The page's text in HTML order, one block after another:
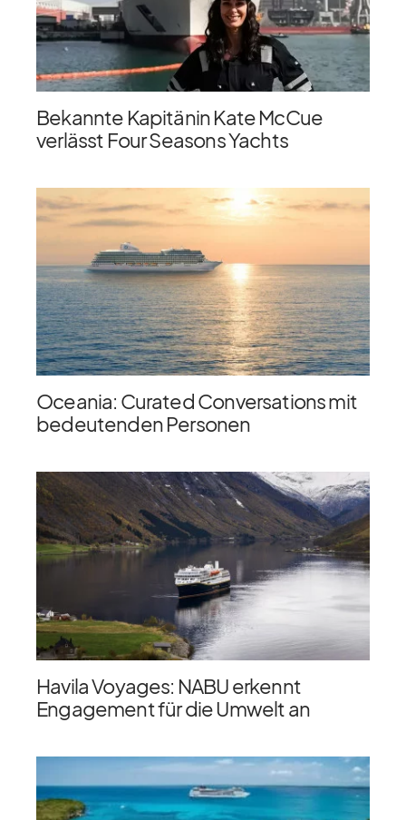
Bekannte Kapitänin Kate McCue
verlässt Four Seasons Yachts
Oceania: Curated Conversations mit
bedeutenden Personen
Havila Voyages: NABU erkennt
Engagement für die Umwelt an